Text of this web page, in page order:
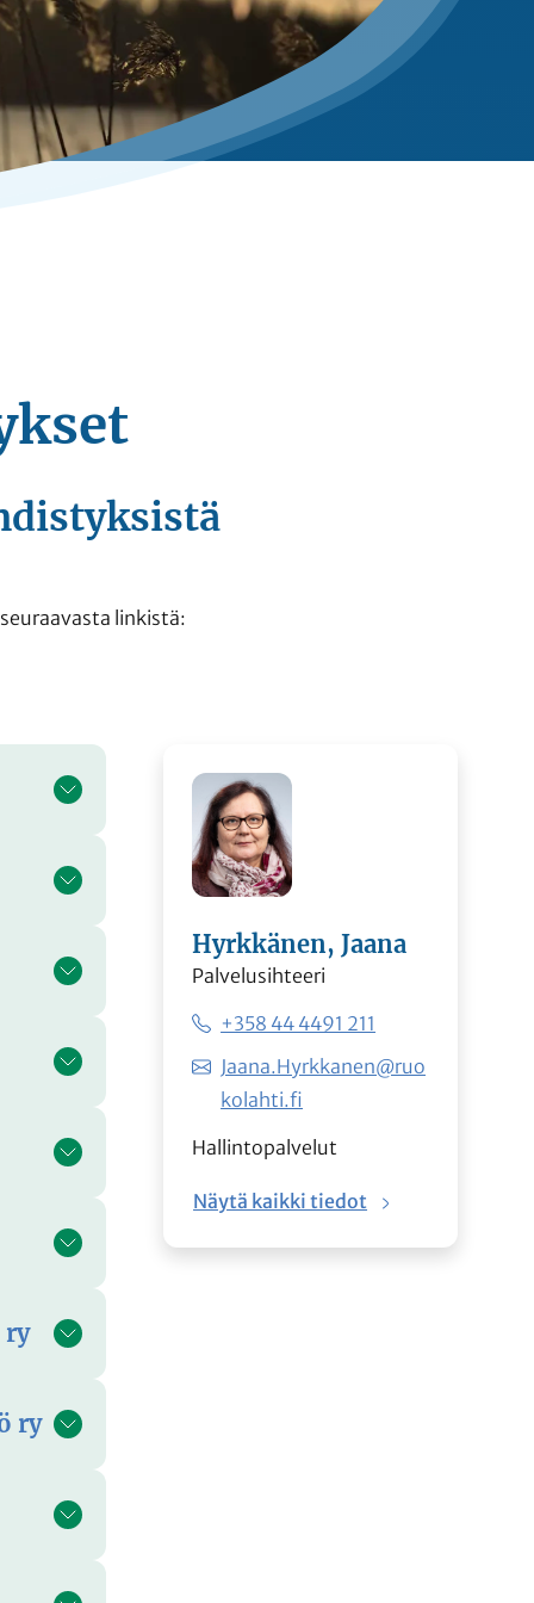
linkistä:
ry
ry
Hyrkkänen, Jaana
Palvelusihteeri
+358 44 4491 211
Jaana.Hyrkkanen@ruo
kolahti.fi
Hallintopalvelut
Näytä kaikki tiedot